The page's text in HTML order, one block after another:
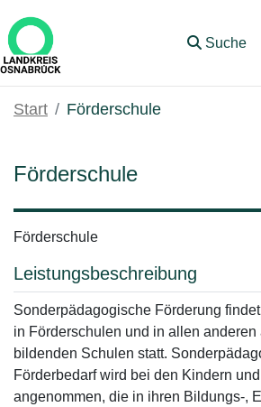
Zum Hauptinhalt springen
Suche
Start Förderschule
Förderschule
Förderschule
Leistungsbeschreibung
Sonderpädagogische Förderung
in Förderschulen und in allen anderen
bildenden Schulen statt.
Förderbedarf wird bei den Kindern
angenommen, die in ihren Bildungs-,